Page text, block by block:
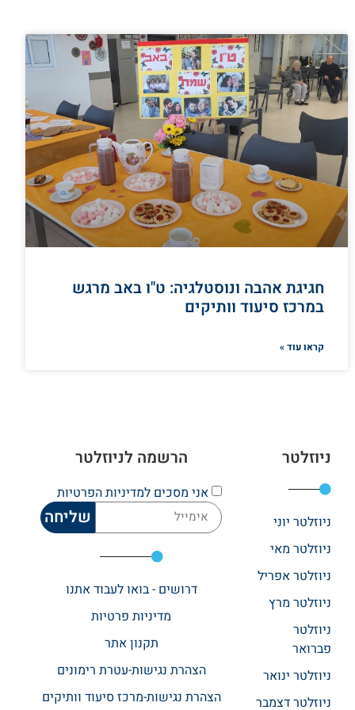
חגיגת אהבה ונוסטלגיה: ט"ו באב מרגש
במרכז סיעוד וותיקים
קראו עוד »
ניוזלטר
ניוזלטר יוני
ניוזלטר מאי
ניוזלטר אפריל
ניוזלטר מרץ
ניוזלטר
פברואר
ניוזלטר ינואר
ניוזלטר דצמבר
הרשמה לניוזלטר
אני מסכים למדיניות הפרטיות
שליחה
דרושים - בואו לעבוד אתנו
מדיניות פרטיות
תקנון אתר​
הצהרת נגישות-עטרת רימונים
הצהרת נגישות-מרכז סיעוד וותיקים